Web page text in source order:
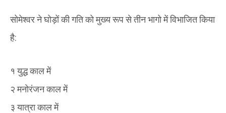
सोमेश्वर ने घोड़ों की गति को मुख्य रूप से तीन भागो में विभाजित किया
है:
१ युद्ध काल में
२ मनोरंजन काल में
३ यात्रा काल में